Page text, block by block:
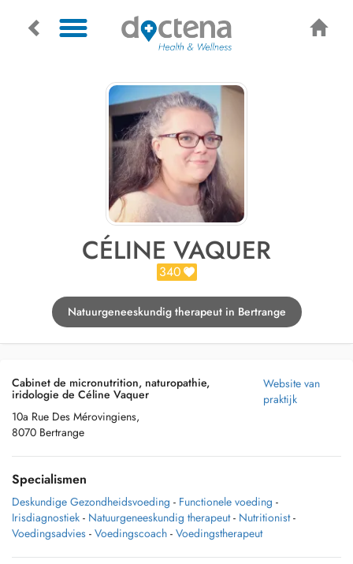
CÉLINE VAQUER
340
Natuurgeneeskundig therapeut in Bertrange
Cabinet de micronutrition, naturopathie,
iridologie de Céline Vaquer
10a Rue Des Mérovingiens,
8070 Bertrange
Website van
praktijk
Specialismen
Deskundige Gezondheidsvoeding - Functionele voeding -
Irisdiagnostiek - Natuurgeneeskundig therapeut - Nutritionist -
Voedingsadvies - Voedingscoach - Voedingstherapeut